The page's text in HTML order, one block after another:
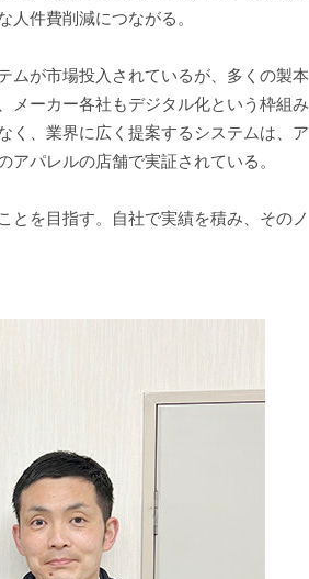
件費削減につながる。
が市場投入されているが、多くの製本
メーカー各社もデジタル化という枠組み
く、業界に広く提案するシステムは、ア
パレルの店舗で実証されている。
を目指す。自社で実績を積み、そのノ